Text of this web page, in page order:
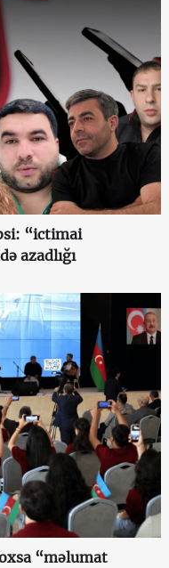
“ictimai
azadlığı
“məlumat